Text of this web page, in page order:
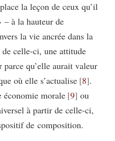
la leçon de ceux qu’il
– à la hauteur de
la vie ancrée dans la
celle-ci, une attitude
qu’elle aurait valeur
où elle s’actualise 8 .
économie morale 9 ou
à partir de celle-ci,
de composition.